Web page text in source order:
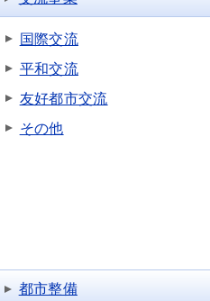
国際交流
平和交流
友好都市交流
その他
都市整備